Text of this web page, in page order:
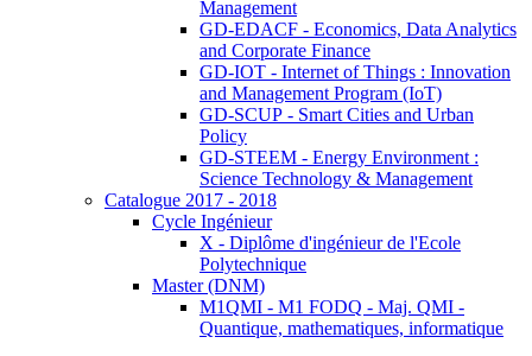
Management
GD-EDACF - Economics, Data Analytics
and Corporate Finance
GD-IOT - Internet of Things : Innovation
and Management Program (IoT)
GD-SCUP - Smart Cities and Urban
Policy
GD-STEEM - Energy Environment :
Science Technology & Management
Catalogue 2017 - 2018
Cycle Ingénieur
X - Diplôme d'ingénieur de l'Ecole
Polytechnique
Master (DNM)
M1QMI - M1 FODQ - Maj. QMI -
Quantique, mathematiques, informatique